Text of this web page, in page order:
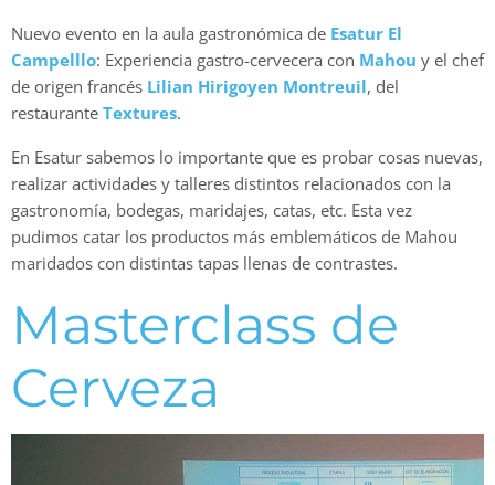
Nuevo evento en la aula gastronómica de Esatur El
Campelllo: Experiencia gastro-cervecera con Mahou y el chef
de origen francés Lilian Hirigoyen Montreuil, del
restaurante Textures.
En Esatur sabemos lo importante que es probar cosas nuevas,
realizar actividades y talleres distintos relacionados con la
gastronomía, bodegas, maridajes, catas, etc. Esta vez
pudimos catar los productos más emblemáticos de Mahou
maridados con distintas tapas llenas de contrastes.
Masterclass de
Cerveza